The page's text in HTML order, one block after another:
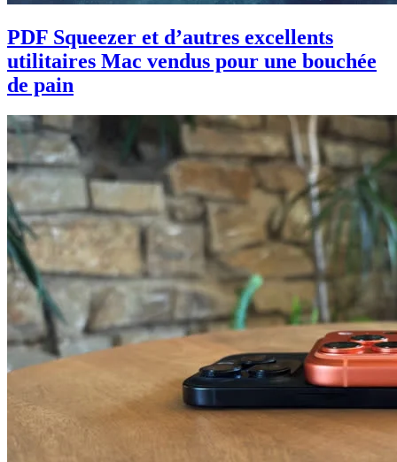
PDF Squeezer et d’autres excellents
utilitaires Mac vendus pour une bouchée
de pain